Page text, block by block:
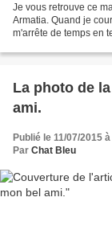
Je vous retrouve ce
Armatia. Quand je
m'arrête de temps en
La photo de
ami.
Publié le 11/07/2015
Par Chat Bleu